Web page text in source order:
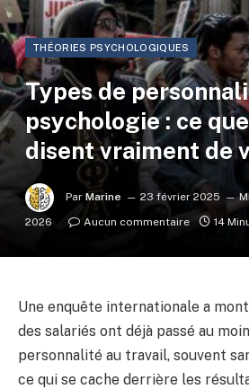
THÉORIES PSYCHOLOGIQUES
Types de
psychologie : ce
disent vraiment de
Par Marine 23 février 2025
2026
Aucun commentaire 14
Une enquête internationale a
des salariés ont déjà passé au
personnalité au travail, souvent
ce qui se cache derrière les